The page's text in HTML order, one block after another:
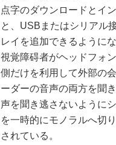
点字のダウンロードとイ
と、USBまたはシリアル
レイを追加できるように
視覚障碍者がヘッドフォ
側だけを利用して外部の
ーダーの音声の両方を聞
声を聞き逃さないように
を一時的にモノラルへ切
されている。